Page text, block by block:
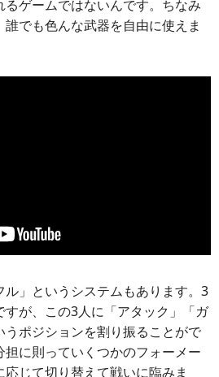
ゲームではないんです。ちなみ
でも色んな武器を自由に使えま
」というシステムもあります。3
が、この3人に「アタック」「ガ
ポジションを割り振ることがで
に則っていくつかのフォーメー
じて切り替えて戦いに臨みま